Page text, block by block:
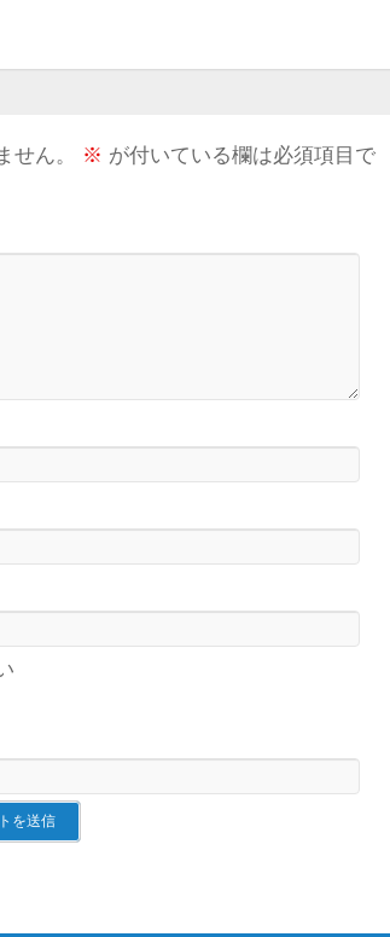
せん。 ※ が付いている欄は必須項目で